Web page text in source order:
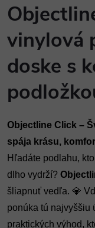
vinylová
doske s
Objectline Click –
spája krásu,
Hľadáte podlahu,
dlho vydrží?
šliapnuť vedľa. 💎
ponúka tú najvyššiu
praktických výhod,